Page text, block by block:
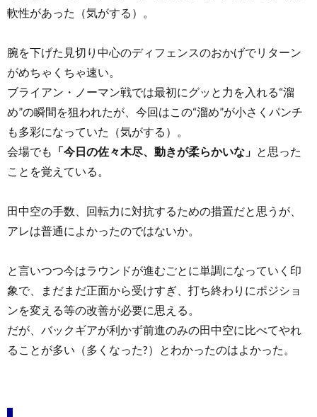
軟性があった（気がする）。
腕を下げた見切り中心のディフェンスのおかげでリターン
がめちゃくちゃ速い。
ブライアン・ノーマン戦では最初にグッと力を入れる“溜
め”の瞬間を狙われたが、今回はこの“溜め”が小さくパンチ
も多彩になっていた（気がする）。
会場でも 「今日の佐々木尽、動きが柔らかいな」 と思った
ことを覚えている。
田中空の手数、回転力に対抗するための措置だと思うが、
アレは普通によかったのではないか。
と言いつつ今はラウンドが進むごとに単調になっていく印
象で、まだまだ正面から受けすぎ、打ち終わりにポジショ
ンを変える等の改善が必要に思える。
だが、バックギアが利かず前進のみの田中空に比べてやれ
ることが多い（多くなった?）とわかったのはよかった。